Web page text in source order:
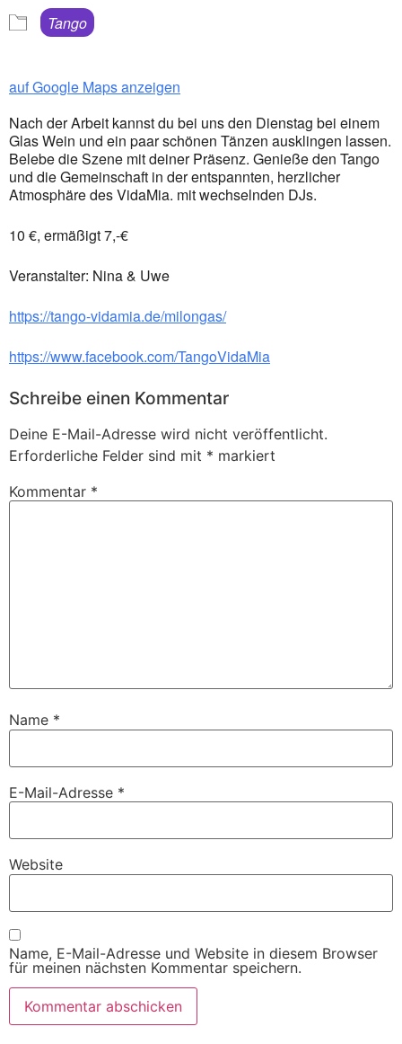
Tango
auf Google Maps anzeigen
Nach der Arbeit kannst du bei uns den Dienstag bei einem
Glas Wein und ein paar schönen Tänzen ausklingen lassen.
Belebe die Szene mit deiner Präsenz. Genieße den Tango
und die Gemeinschaft in der entspannten, herzlicher
Atmosphäre des VidaMia. mit wechselnden DJs.
10 €, ermäßigt 7,-€
Veranstalter: Nina & Uwe
https://tango-vidamia.de/milongas/
https://www.facebook.com/TangoVidaMia
Schreibe einen Kommentar
Deine E-Mail-Adresse wird nicht veröffentlicht.
Erforderliche Felder sind mit * markiert
Kommentar *
Name *
E-Mail-Adresse *
Website
Name, E-Mail-Adresse und Website in diesem Browser
für meinen nächsten Kommentar speichern.